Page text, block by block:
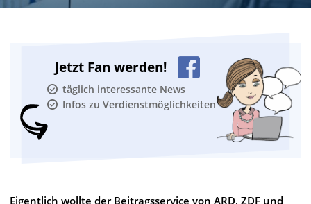
Jetzt Fan werden!
täglich interessante News
Infos zu Verdienstmöglichkeiten
Eigentlich wollte der Beitragsservice von ARD, ZDF und